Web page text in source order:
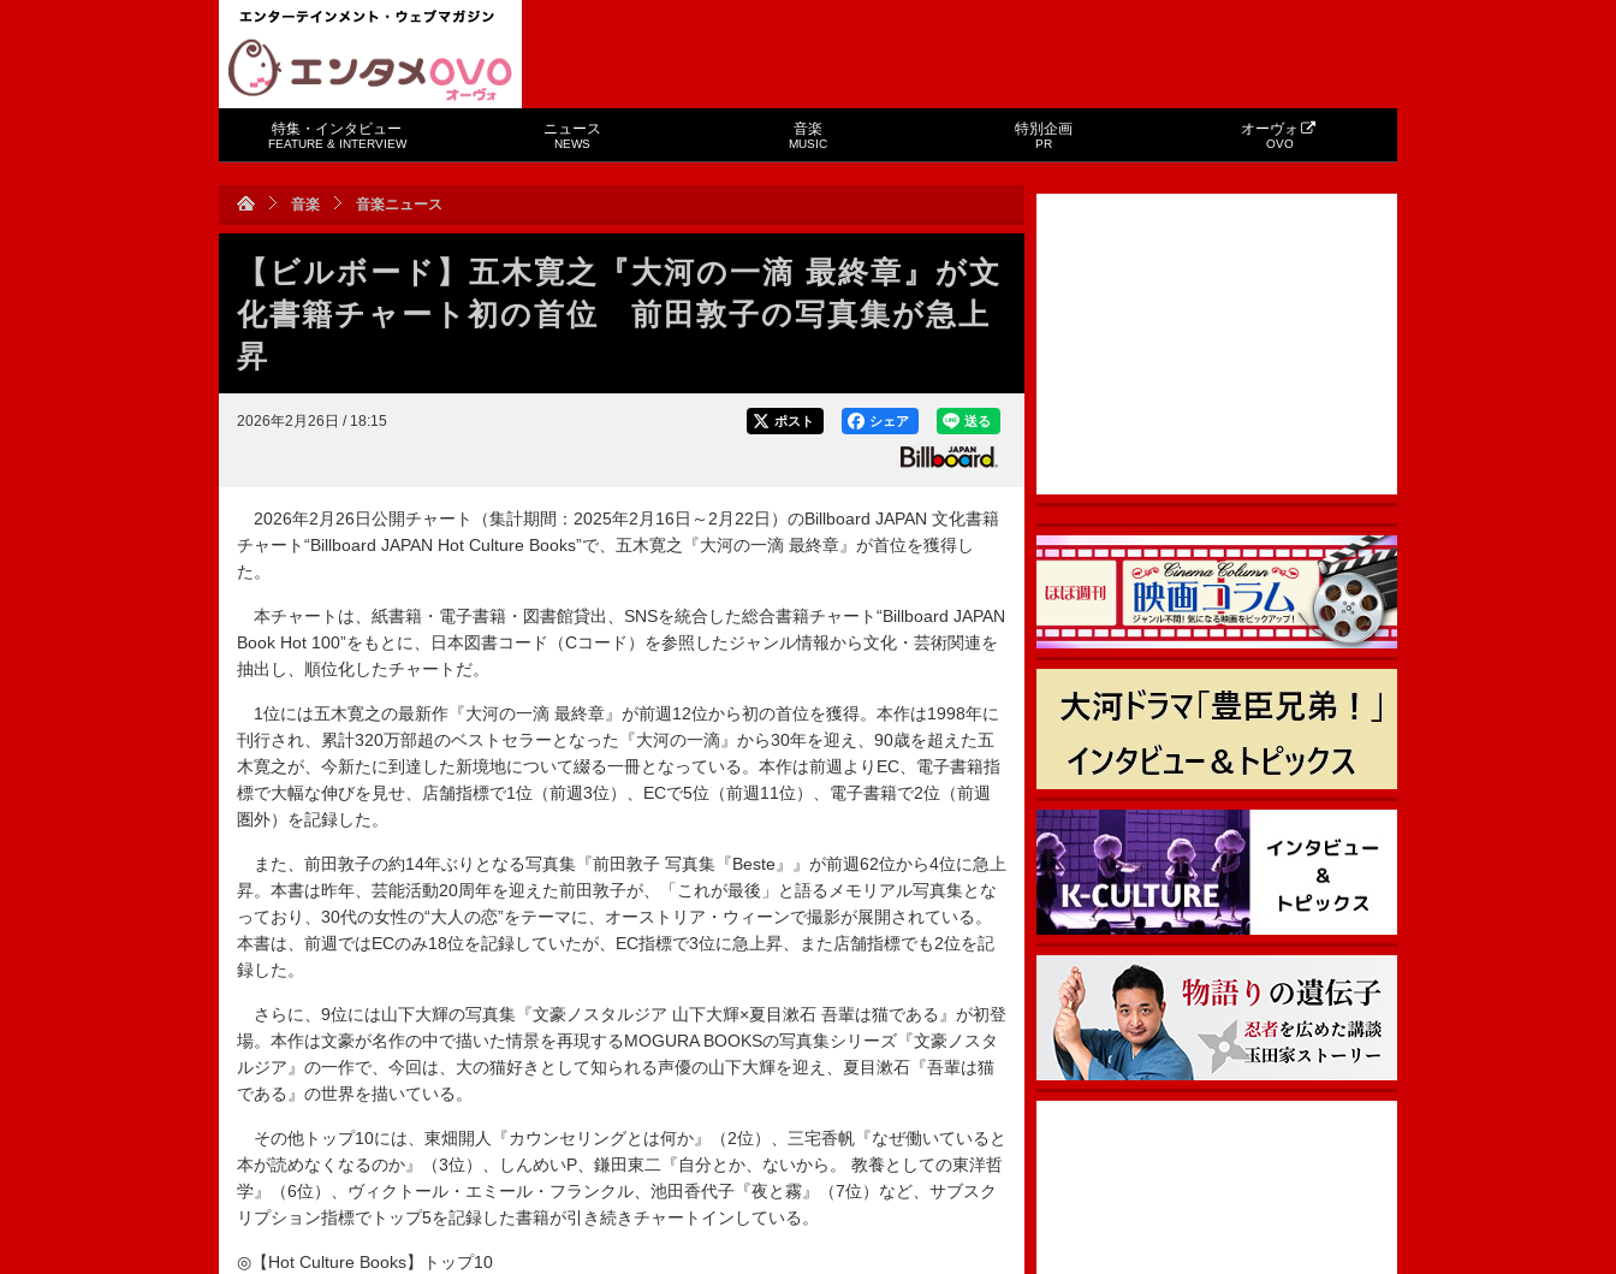
特集・インタビュー
FEATURE & INTERVIEW
ニュース
NEWS
音楽
MUSIC
特別企画
PR
オーヴォ
OVO
音楽 音楽ニュース
【ビルボード】五木寛之『大河の一滴 最終章』が文
化書籍チャート初の首位 前田敦子の写真集が急上
昇
2026年2月26日 / 18:15 送る
シェア
ポスト
2026年2月26日公開チャート（集計期間：2025年2月16日～2月22日）のBillboard JAPAN 文化書籍
チャート“Billboard JAPAN Hot Culture Books”で、五木寛之『大河の一滴 最終章』が首位を獲得し
た。
本チャートは、紙書籍・電子書籍・図書館貸出、SNSを統合した総合書籍チャート“Billboard JAPAN
Book Hot 100”をもとに、日本図書コード（Cコード）を参照したジャンル情報から文化・芸術関連を
抽出し、順位化したチャートだ。
1位には五木寛之の最新作『大河の一滴 最終章』が前週12位から初の首位を獲得。本作は1998年に
刊行され、累計320万部超のベストセラーとなった『大河の一滴』から30年を迎え、90歳を超えた五
木寛之が、今新たに到達した新境地について綴る一冊となっている。本作は前週よりEC、電子書籍指
標で大幅な伸びを見せ、店舗指標で1位（前週3位）、ECで5位（前週11位）、電子書籍で2位（前週
圏外）を記録した。
また、前田敦子の約14年ぶりとなる写真集『前田敦子 写真集『Beste』』が前週62位から4位に急上
昇。本書は昨年、芸能活動20周年を迎えた前田敦子が、「これが最後」と語るメモリアル写真集とな
っており、30代の女性の“大人の恋”をテーマに、オーストリア・ウィーンで撮影が展開されている。
本書は、前週ではECのみ18位を記録していたが、EC指標で3位に急上昇、また店舗指標でも2位を記
録した。
さらに、9位には山下大輝の写真集『文豪ノスタルジア 山下大輝×夏目漱石 吾輩は猫である』が初登
場。本作は文豪が名作の中で描いた情景を再現するMOGURA BOOKSの写真集シリーズ『文豪ノスタ
ルジア』の一作で、今回は、大の猫好きとして知られる声優の山下大輝を迎え、夏目漱石『吾輩は猫
である』の世界を描いている。
その他トップ10には、東畑開人『カウンセリングとは何か』（2位）、三宅香帆『なぜ働いていると
本が読めなくなるのか』（3位）、しんめいP、鎌田東二『自分とか、ないから。 教養としての東洋哲
学』（6位）、ヴィクトール・エミール・フランクル、池田香代子『夜と霧』（7位）など、サブスク
リプション指標でトップ5を記録した書籍が引き続きチャートインしている。
◎【Hot Culture Books】トップ10